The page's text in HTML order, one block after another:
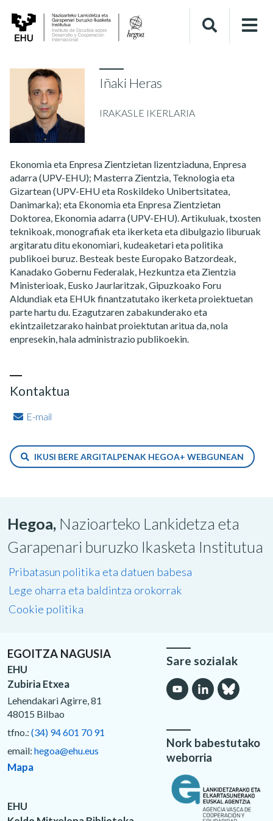
Iñaki Heras
IRAKASLE IKERLARIA
Ekonomia eta Enpresa Zientzietan lizentziaduna, Enpresa
adarra (UPV-EHU); Masterra Zientzia, Teknologia eta
Gizartean (UPV-EHU eta Roskildeko Unibertsitatea,
Danimarka); eta Ekonomia eta Enpresa Zientzietan
Doktorea, Ekonomia adarra (UPV-EHU). Artikuluak, txosten
teknikoak, monografiak eta ikerketa eta dibulgazio liburuak
argitaratu ditu ekonomiari, kudeaketari eta politika
publikoei buruz. Besteak beste Europako Batzordeak,
Kanadako Gobernu Federalak, Hezkuntza eta Zientzia
Ministerioak, Eusko Jaurlaritzak, Gipuzkoako Foru
Aldundiak eta EHUk finantzatutako ikerketa proiektuetan
parte hartu du. Ezagutzaren zabakunderako eta
ekintzailetzarako hainbat proiektutan aritua da, nola
enpresekin, hala administrazio publikoekin.
Kontaktua
E-mail
IKUSI BERE ARGITALPENAK HEGOA+ WEBGUNEAN
Hegoa, Nazioarteko Lankidetza eta
Garapenari buruzko Ikasketa Institutua
Pribatasun politika eta datuen babesa
Lege oharra eta baldintza orokorrak
Cookie politika
EGOITZA NAGUSIA
EHU
Zubiria Etxea
Lehendakari Agirre, 81
48015 Bilbao
tfno.: (34) 94 601 70 91
email: hegoa@ehu.eus
Mapa
EHU
Sare sozialak
Nork babestutako
weborria